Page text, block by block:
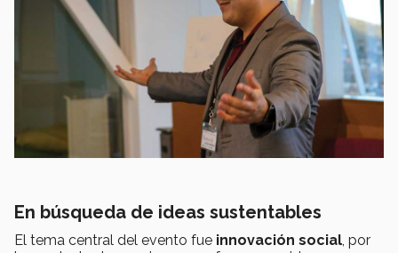
En búsqueda de ideas sustentables
El tema central del evento fue innovación social , por